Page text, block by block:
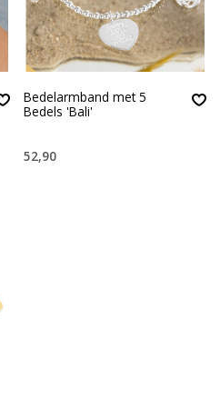
Bedelarmband met 5
Bedels 'Bali'
52,90